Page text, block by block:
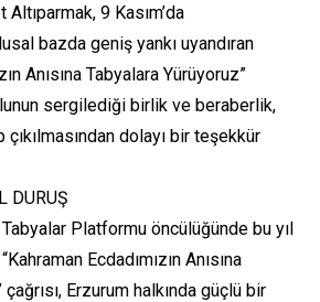
9 Kasım’da
bazda geniş yankı uyandıran
Anısına Tabyalara Yürüyoruz”
sergilediği birlik ve beraberlik,
dolayı bir teşekkür
DURUŞ
Tabyalar Platformu öncülüğünde bu yıl
Ecdadımızın Anısına
Erzurum halkında güçlü bir